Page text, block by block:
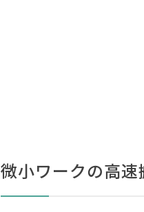
微小ワークの高速